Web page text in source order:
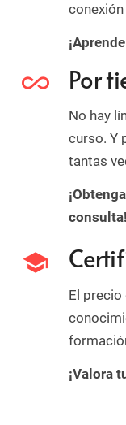
all_inclusive Por
No hay
curso. Y
tantas
consulta!
school
El precio
¡Valora